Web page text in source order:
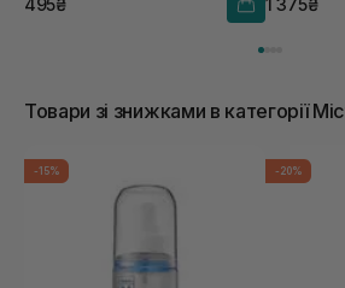
495₴ 1 375₴
Товари зі знижками в категорії
-15% -20%